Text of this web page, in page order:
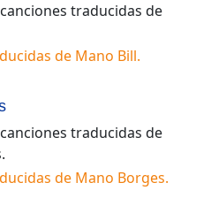
traducidas de
de Mano Bill.
traducidas de
.
de Mano Borges.